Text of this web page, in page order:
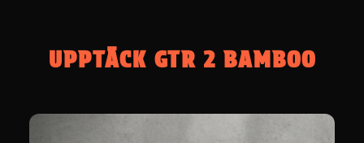
UPPTÄCK GTR 2 BAMBOO